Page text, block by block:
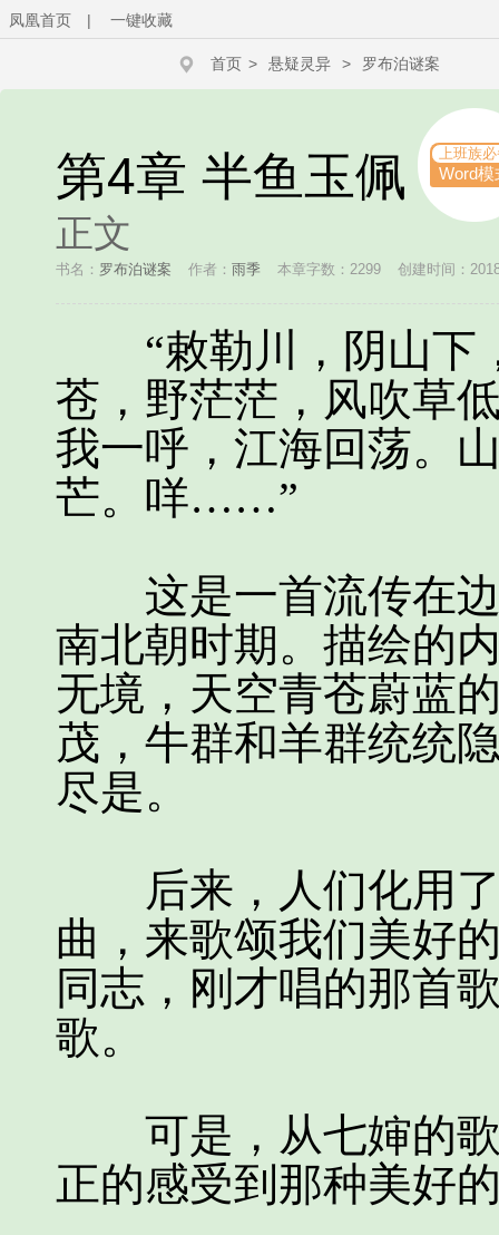
凤凰首页 | 一键收藏
首页 > 悬疑灵异 > 罗布泊谜案
第4章 半鱼玉佩 上班族必
Word模
正文
书名： 罗布泊谜案 作者： 雨季 本章字数：2299 创建时间：
“敕勒川，阴山下
苍，野茫茫，风吹草
我一呼，江海回荡。
芒。咩……”
这是一首流传在边
南北朝时期。描绘的
无境，天空青苍蔚蓝
茂，牛群和羊群统统
尽是。
后来，人们化用了
曲，来歌颂我们美好
同志，刚才唱的那首
歌。
可是，从七婶的歌
正的感受到那种美好